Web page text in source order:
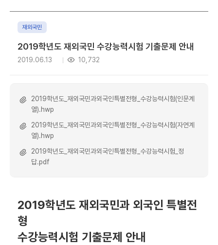
재외국민
2019학년도 재외국민 수강능력시험 기출문제 안내
2019.06.13 10,732
2019학년도_재외국민과외국인특별전형_수강능력시험(인문계
열).hwp
2019학년도_재외국민과외국인특별전형_수강능력시험(자연계
열).hwp
2019학년도_재외국민과외국인특별전형_수강능력시험_정
답.pdf
2019학년도 재외국민과 외국인 특별전
형
수강능력시험 기출문제 안내